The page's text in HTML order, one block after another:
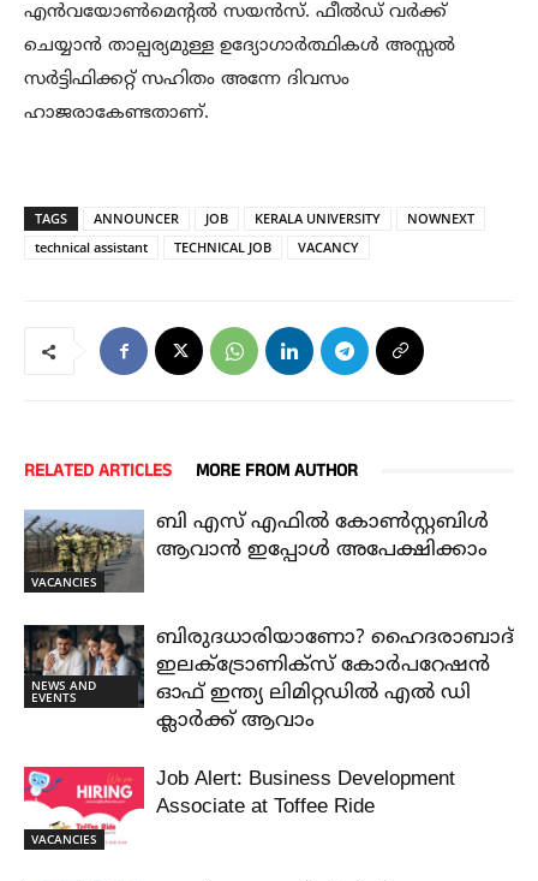
എന്‍വയോണ്‍മെന്‍റല്‍ സയന്‍സ്. ഫീല്‍ഡ് വര്‍ക്ക്
ചെയ്യാന്‍ താല്പര്യമുള്ള ഉദ്യോഗാര്‍ത്ഥികള്‍ അസ്സല്‍
സര്‍ട്ടിഫിക്കറ്റ് സഹിതം അന്നേ ദിവസം
ഹാജരാകേണ്ടതാണ്.
TAGS ANNOUNCER JOB KERALA UNIVERSITY
NOWNEXT
technical assistant
TECHNICAL JOB VACANCY
RELATED ARTICLES MORE FROM AUTHOR
VACANCIES
ബി എസ് എഫിൽ കോൺസ്റ്റബിൾ
ആവാൻ ഇപ്പോൾ അപേക്ഷിക്കാം
NEWS AND
EVENTS
ബിരുദധാരിയാണോ? ഹൈദരാബാദ്
ഇലക്ട്രോണിക്സ് കോർപറേഷൻ
ഓഫ് ഇന്ത്യ ലിമിറ്റഡിൽ എൽ ഡി
ക്ലാർക്ക് ആവാം
VACANCIES
Job Alert: Business Development
Associate at Toffee Ride